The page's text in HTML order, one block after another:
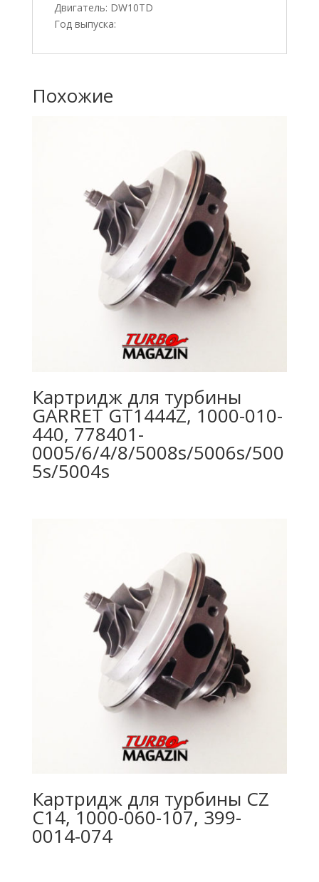
Двигатель: DW10TD
Год выпуска:
Похожие
Картридж для турбины
GARRET GT1444Z, 1000-010-
440, 778401-
0005/6/4/8/5008s/5006s/500
5s/5004s
Картридж для турбины CZ
C14, 1000-060-107, 399-
0014-074